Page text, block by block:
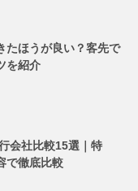
たほうが良い？客先で
を紹介
会社比較15選｜特
で徹底比較